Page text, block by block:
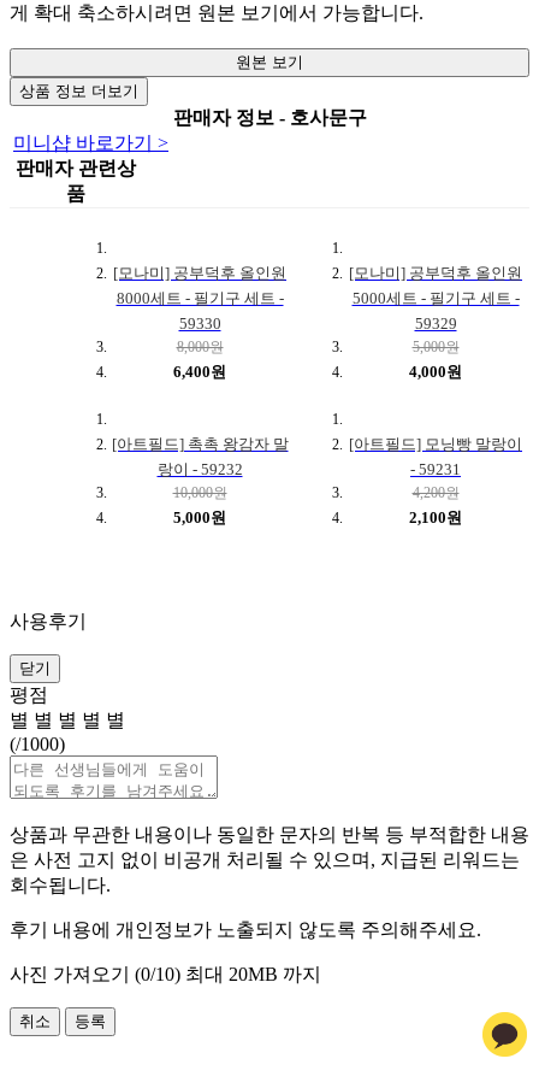
게 확대 축소하시려면 원본 보기에서 가능합니다.
원본 보기
상품 정보 더보기
판매자 정보 - 호사문구
미니샵 바로가기 >
판매자 관련상
품
[모나미] 공부덕후 올인원
8000세트 - 필기구 세트 -
59330
8,000원
6,400원
[모나미] 공부덕후 올인원
5000세트 - 필기구 세트 -
59329
5,000원
4,000원
[아트필드] 촉촉 왕감자 말
랑이 - 59232
10,000원
5,000원
[아트필드] 모닝빵 말랑이
- 59231
4,200원
2,100원
사용후기
닫기
평점
별 별 별 별 별
(/1000)
상품과 무관한 내용이나 동일한 문자의 반복 등 부적합한 내용
은 사전 고지 없이 비공개 처리될 수 있으며, 지급된 리워드는
회수됩니다.
후기 내용에 개인정보가 노출되지 않도록 주의해주세요.
사진 가져오기 (0/10) 최대 20MB 까지
취소 등록